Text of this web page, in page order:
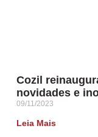
Cozil
novidades e
09/11/2023
Leia Mais